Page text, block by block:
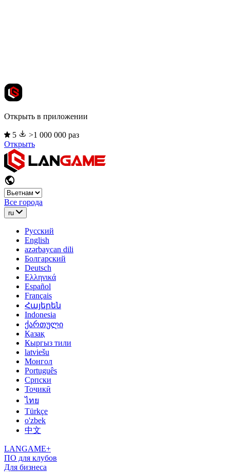
Открыть в приложении
5
>1 000 000 раз
Открыть
Все города
ru
Русский
English
azərbaycan dili
Болгарский
Deutsch
Ελληνικά
Español
Français
Հայերեն
Indonesia
ქართული
Қазақ
Кыргыз тили
latviešu
Монгол
Português
Српски
Тоҷикӣ
ไทย
Türkçe
o'zbek
中文
LANGAME+
ПО для клубов
Для бизнеса